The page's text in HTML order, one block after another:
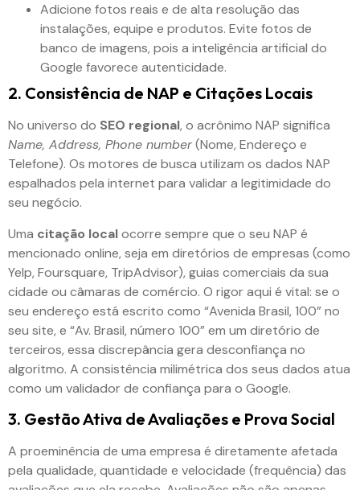
Adicione fotos reais e de alta resolução das
instalações, equipe e produtos. Evite fotos de
banco de imagens, pois a inteligência artificial do
Google favorece autenticidade.
2. Consistência de NAP e Citações Locais
No universo do SEO regional, o acrônimo NAP significa
Name, Address, Phone number(Nome, Endereço e
Telefone). Os motores de busca utilizam os dados NAP
espalhados pela internet para validar a legitimidade do
seu negócio.
Uma citação localocorre sempre que o seu NAP é
mencionado online, seja em diretórios de empresas (como
Yelp, Foursquare, TripAdvisor), guias comerciais da sua
cidade ou câmaras de comércio. O rigor aqui é vital: se o
seu endereço está escrito como “Avenida Brasil, 100” no
seu site, e “Av. Brasil, número 100” em um diretório de
terceiros, essa discrepância gera desconfiança no
algoritmo. A consistência milimétrica dos seus dados atua
como um validador de confiança para o Google.
3. Gestão Ativa de Avaliações e Prova Social
A proeminência de uma empresa é diretamente afetada
pela qualidade, quantidade e velocidade (frequência) das